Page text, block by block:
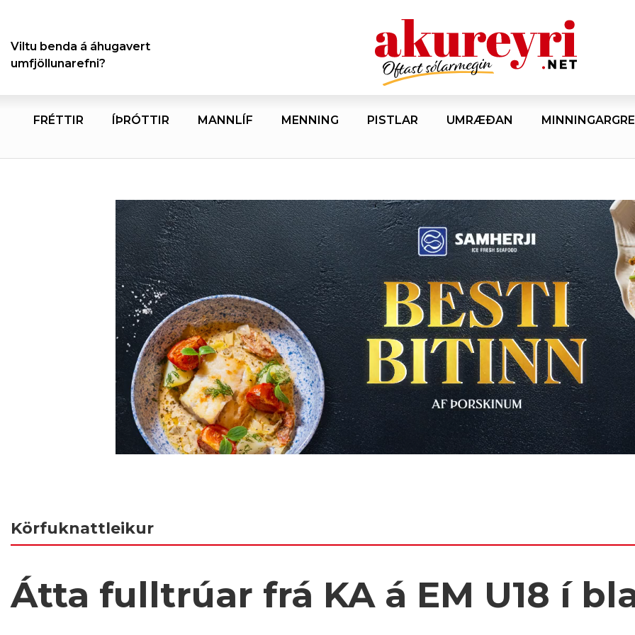
Viltu benda á áhugavert
umfjöllunarefni?
FRÉTTIR ÍÞRÓTTIR MANNLÍF MENNING PISTLAR UMRÆÐAN
Körfuknattleikur
Átta fulltrúar frá KA á EM U18 í